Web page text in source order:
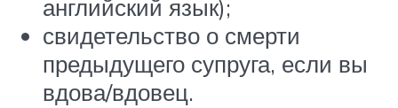
английский язык);
свидетельство о смерти
предыдущего супруга, если вы
вдова/вдовец.